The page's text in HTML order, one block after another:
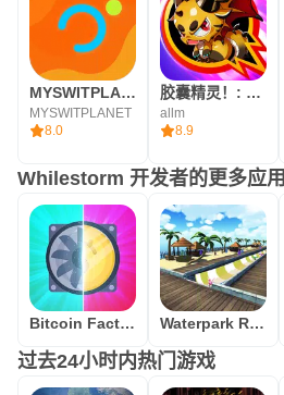
MYSWITPLANET
MYSWITPLANET
8.0
胶囊精灵！: 怪物弹珠对决
allm
8.9
Whilestorm 开发者的更多应用
Bitcoin Factory Idle Miner BTC Waterpark Race
过去24小时内热门游戏